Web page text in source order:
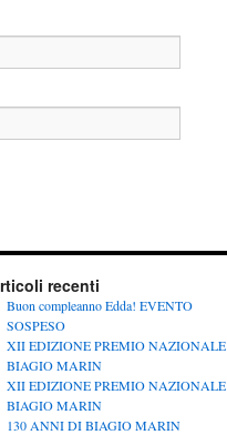
recenti
Buon compleanno Edda! EVENTO
SOSPESO
XII EDIZIONE PREMIO NAZIONALE
BIAGIO MARIN
XII EDIZIONE PREMIO NAZIONALE
BIAGIO MARIN
130 ANNI DI BIAGIO MARIN